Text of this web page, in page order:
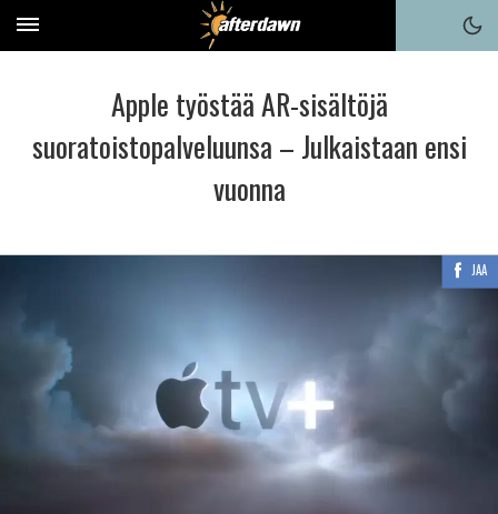
Apple työstää AR-sisältöjä
suoratoistopalveluunsa – Julkaistaan ensi
vuonna
JAA